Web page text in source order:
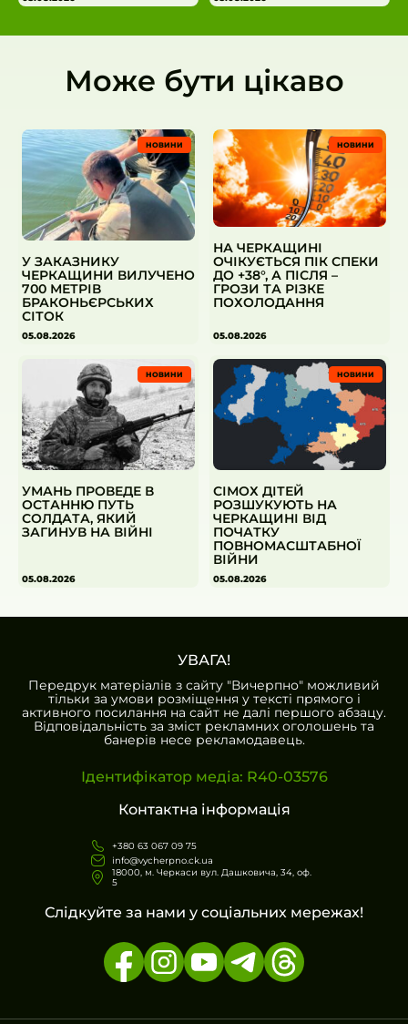
Може бути цікаво
НОВИНИ
У ЗАКАЗНИКУ
ЧЕРКАЩИНИ ВИЛУЧЕНО
700 МЕТРІВ
БРАКОНЬЄРСЬКИХ
СІТОК
05.08.2026
НОВИНИ
НА ЧЕРКАЩИНІ
ОЧІКУЄТЬСЯ ПІК СПЕКИ
ДО +38°, А ПІСЛЯ –
ГРОЗИ ТА РІЗКЕ
ПОХОЛОДАННЯ
05.08.2026
НОВИНИ
УМАНЬ ПРОВЕДЕ В
ОСТАННЮ ПУТЬ
СОЛДАТА, ЯКИЙ
ЗАГИНУВ НА ВІЙНІ
05.08.2026
НОВИНИ
СІМОХ ДІТЕЙ
РОЗШУКУЮТЬ НА
ЧЕРКАЩИНІ ВІД
ПОЧАТКУ
ПОВНОМАСШТАБНОЇ
ВІЙНИ
05.08.2026
УВАГА!
Передрук матеріалів з сайту "Вичерпно" можливий
тільки за умови розміщення у тексті прямого і
активного посилання на сайт не далі першого абзацу.
Відповідальність за зміст рекламних оголошень та
банерів несе рекламодавець.
Ідентифікатор медіа: R40-03576
Контактна інформація
+380 63 067 09 75
info@vycherpno.ck.ua
18000, м. Черкаси вул. Дашковича, 34, оф.
5
Слідкуйте за нами у соціальних мережах!